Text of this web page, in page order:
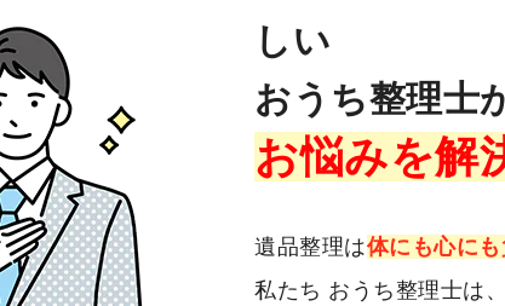
しい
おうち整理士
お悩みを解
遺品整理は体にも心に
私たち おうち整理士は